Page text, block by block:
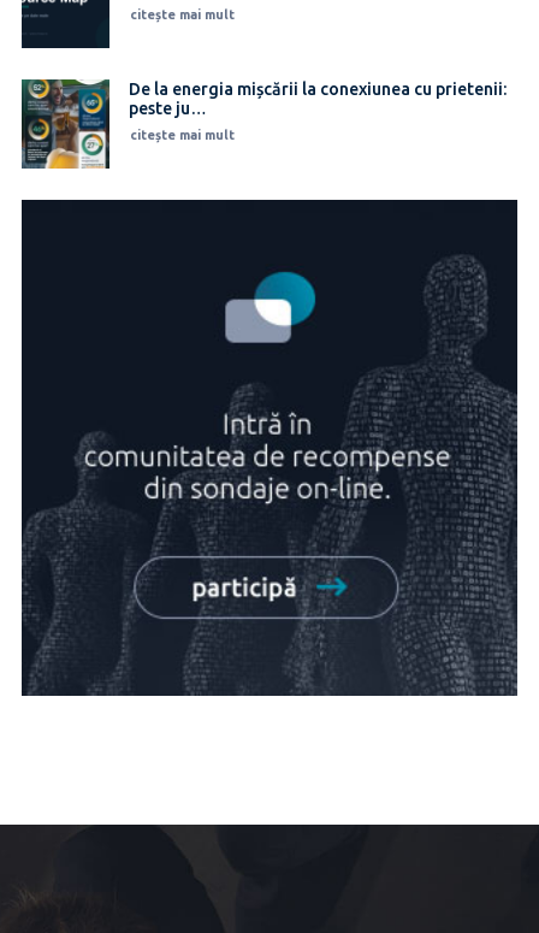
citește mai mult
De la energia mișcării la conexiunea cu prietenii:
peste ju…
citește mai mult